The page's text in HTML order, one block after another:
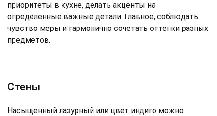
приоритеты в кухне, делать акценты на
определённые важные детали. Главное, соблюдать
чувство меры и гармонично сочетать оттенки разных
предметов.
Стены
Насыщенный лазурный или цвет индиго можно